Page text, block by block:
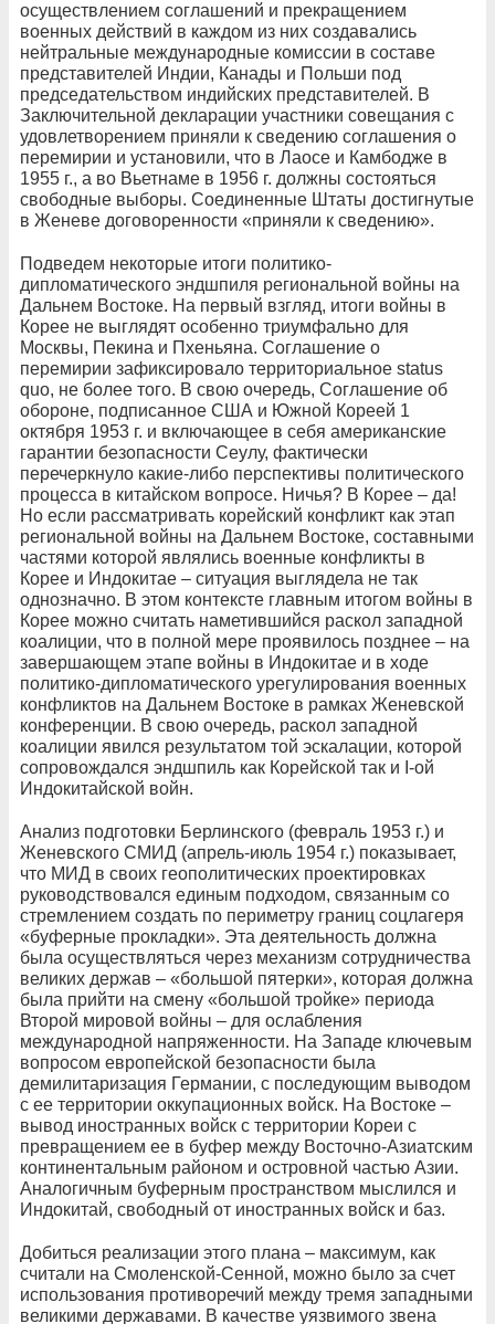
осуществлением соглашений и прекращением
военных действий в каждом из них создавались
нейтральные международные комиссии в составе
представителей Индии, Канады и Польши под
председательством индийских представителей. В
Заключительной декларации участники совещания с
удовлетворением приняли к сведению соглашения о
перемирии и установили, что в Лаосе и Камбодже в
1955 г., а во Вьетнаме в 1956 г. должны состояться
свободные выборы. Соединенные Штаты достигнутые
в Женеве договоренности «приняли к сведению».
Подведем некоторые итоги политико-
дипломатического эндшпиля региональной войны на
Дальнем Востоке. На первый взгляд, итоги войны в
Корее не выглядят особенно триумфально для
Москвы, Пекина и Пхеньяна. Соглашение о
перемирии зафиксировало территориальное status
quo, не более того. В свою очередь, Соглашение об
обороне, подписанное США и Южной Кореей 1
октября 1953 г. и включающее в себя американские
гарантии безопасности Сеулу, фактически
перечеркнуло какие-либо перспективы политического
процесса в китайском вопросе. Ничья? В Корее – да!
Но если рассматривать корейский конфликт как этап
региональной войны на Дальнем Востоке, составными
частями которой являлись военные конфликты в
Корее и Индокитае – ситуация выглядела не так
однозначно. В этом контексте главным итогом войны в
Корее можно считать наметившийся раскол западной
коалиции, что в полной мере проявилось позднее – на
завершающем этапе войны в Индокитае и в ходе
политико-дипломатического урегулирования военных
конфликтов на Дальнем Востоке в рамках Женевской
конференции. В свою очередь, раскол западной
коалиции явился результатом той эскалации, которой
сопровождался эндшпиль как Корейской так и I-ой
Индокитайской войн.
Анализ подготовки Берлинского (февраль 1953 г.) и
Женевского СМИД (апрель-июль 1954 г.) показывает,
что МИД в своих геополитических проектировках
руководствовался единым подходом, связанным со
стремлением создать по периметру границ соцлагеря
«буферные прокладки». Эта деятельность должна
была осуществляться через механизм сотрудничества
великих держав – «большой пятерки», которая должна
была прийти на смену «большой тройке» периода
Второй мировой войны – для ослабления
международной напряженности. На Западе ключевым
вопросом европейской безопасности была
демилитаризация Германии, с последующим выводом
с ее территории оккупационных войск. На Востоке –
вывод иностранных войск с территории Кореи с
превращением ее в буфер между Восточно-Азиатским
континентальным районом и островной частью Азии.
Аналогичным буферным пространством мыслился и
Индокитай, свободный от иностранных войск и баз.
Добиться реализации этого плана – максимум, как
считали на Смоленской-Сенной, можно было за счет
использования противоречий между тремя западными
великими державами. В качестве уязвимого звена